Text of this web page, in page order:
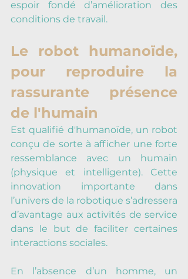
espoir fondé d’amélioration des
conditions de travail.
Le robot humanoïde,
pour reproduire la
rassurante présence
de l'humain
Est qualifié d'humanoïde, un robot
conçu de sorte à afficher une forte
ressemblance avec un humain
(physique et intelligente). Cette
innovation importante dans
l’univers de la robotique s’adressera
d’avantage aux activités de service
dans le but de faciliter certaines
interactions sociales.
En l’absence d’un homme, un